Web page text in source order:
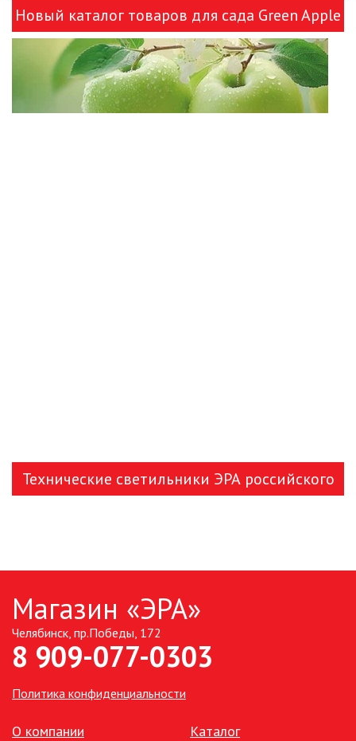
Новый каталог товаров для сада Green Apple
и ЭРА!
Технические светильники ЭРА российского
Магазин «ЭРА»
Челябинск, пр.Победы, 172
8 909-077-0303
Политика конфиденциальности
О компании Каталог